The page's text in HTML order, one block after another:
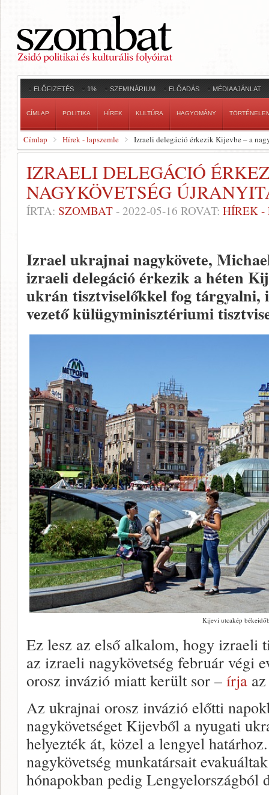
ELŐFIZETÉS 1% SZEMINÁRIUM ELŐADÁS MÉDIAAJÁNLAT
CÍMLAP POLITIKA HÍREK KULTÚRA HAGYOMÁNY
Címlap Hírek - lapszemle Izraeli delegáció érkezik Kijevbe – a
IZRAELI DELEGÁCIÓ
NAGYKÖVETSÉG
ÍRTA: SZOMBAT - 2022-05-16 ROVAT: HÍREK -
Izrael ukrajnai nagykövete,
izraeli delegáció érkezik a héten
ukrán tisztviselőkkel fog
vezető külügyminisztériumi
Kijevi utcakép
Ez lesz az első alkalom, hogy izraeli
az izraeli nagykövetség február végi
orosz invázió miatt került sor – írja
Az ukrajnai orosz invázió előtti
nagykövetséget Kijevből a nyugati
helyezték át, közel a lengyel
nagykövetség munkatársait
hónapokban pedig Lengyelországból